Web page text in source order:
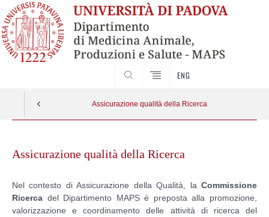
ENG
Assicurazione qualità della Ricerca
contentAssicurazione qualità della Ricerca
Nel contesto di Assicurazione della Qualità, la Commissione
Ricerca del Dipartimento MAPS è preposta alla promozione,
valorizzazione e coordinamento delle attività di ricerca del